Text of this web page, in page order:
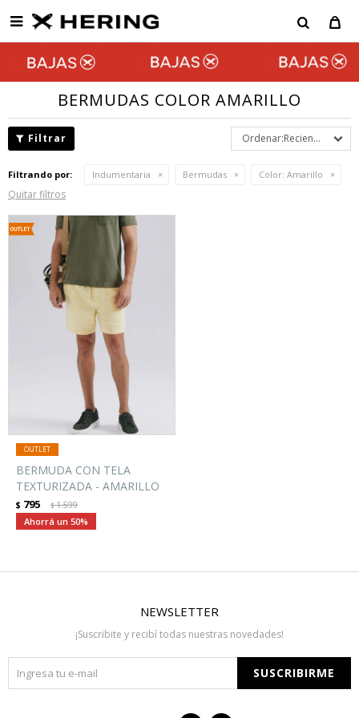

BERMUDAS COLOR AMARILLO
Recientes
Filtrando por: Indumentaria Bermudas Color: Amarillo
Quitar filtros
BERMUDA CON TELA
TEXTURIZADA - AMARILLO
$ 795 $1.599
50
NEWSLETTER
¡Suscribite y recibí todas nuestras novedades!
SUSCRIBIRME